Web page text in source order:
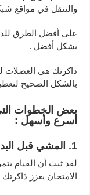
والتنقل في مواقع
على أفضل الطرق
بشكل أفضل .
ذاكرتك هي العضلات
بالشكل الصحيح
بعض الخطوات
أسرع وأسهل :
1. المشي قبل البدء بالدراسة
لقد ثبت أن القيام
الامتحان يعزز